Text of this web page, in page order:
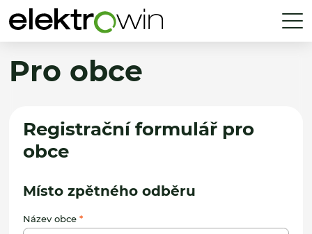
Pro obce
Registrační formulář pro
obce
Místo zpětného odběru
Název obce